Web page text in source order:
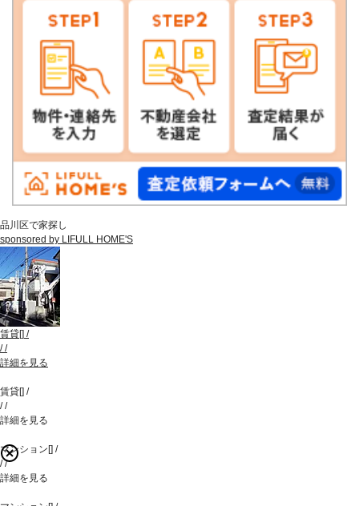
品川区で家探し
sponsored by LIFULL HOME'S
賃貸[] /
//
詳細を見る
賃貸[] /
//
詳細を見る
マンション [] /
//
詳細を見る